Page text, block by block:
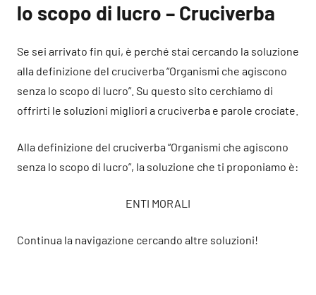
lo scopo di lucro – Cruciverba
Se sei arrivato fin qui, è perché stai cercando la soluzione
alla definizione del cruciverba “Organismi che agiscono
senza lo scopo di lucro”. Su questo sito cerchiamo di
offrirti le soluzioni migliori a cruciverba e parole crociate.
Alla definizione del cruciverba “Organismi che agiscono
senza lo scopo di lucro”, la soluzione che ti proponiamo è:
ENTI MORALI
Continua la navigazione cercando altre soluzioni!